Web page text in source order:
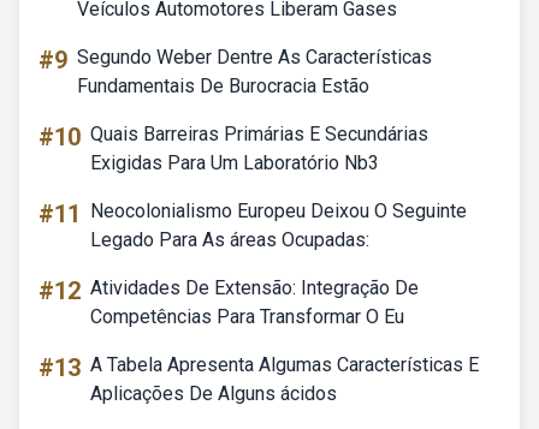
Veículos Automotores Liberam Gases
#9 Segundo Weber Dentre As Características
Fundamentais De Burocracia Estão
#10 Quais Barreiras Primárias E Secundárias
Exigidas Para Um Laboratório Nb3
#11
Neocolonialismo Europeu Deixou O Seguinte
Legado Para As áreas Ocupadas:
#12 Atividades De Extensão: Integração De
Competências Para Transformar O Eu
#13 A Tabela Apresenta Algumas Características E
Aplicações De Alguns ácidos